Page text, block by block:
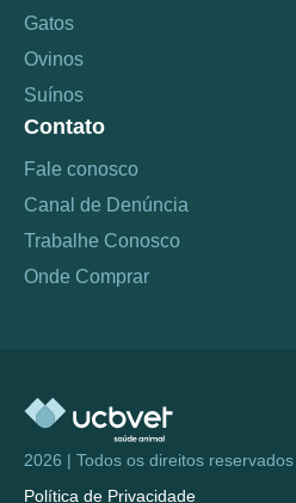
Gatos
Ovinos
Suínos
Contato
Fale conosco
Canal de Denúncia
Trabalhe Conosco
Onde Comprar
Política de Privacidade
2026 | Todos os direitos